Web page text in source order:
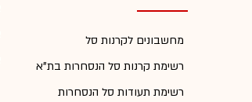
מחשבונים לקרנות סל
רשימת קרנות סל הנסחרות בת"א
רשימת תעודות סל הנסחרות